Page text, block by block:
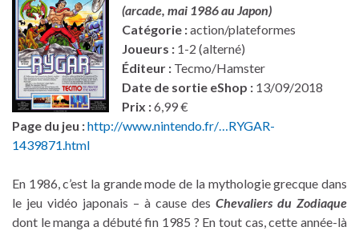
(arcade, mai 1986 au Japon)
Catégorie :action/plateformes
Joueurs : 1-2 (alterné)
Éditeur : Tecmo/Hamster
Date de sortie eShop : 13/09/2018
Prix :6,99 €
Page du jeu :http://www.nintendo.fr/…RYGAR-
1439871.html
En 1986, c’est la grande mode de la mythologie grecque dans
le jeu vidéo japonais – à cause des Chevaliers du Zodiaque
dont le manga a débuté fin 1985 ? En tout cas, cette année-là